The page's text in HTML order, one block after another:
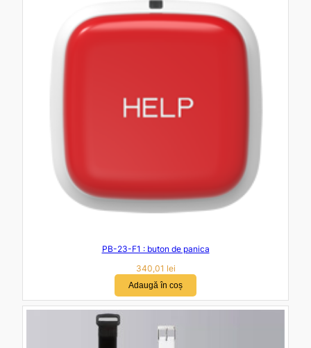
PB-23-F1 : buton de panica
340,01 lei
Adaugă în coș